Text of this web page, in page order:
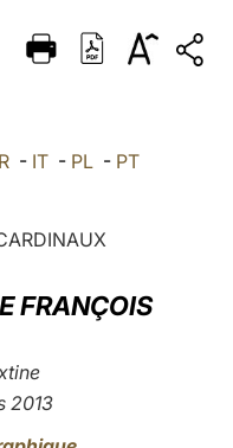
ITALIANO
POLSKI
中文
- IT - PL - PT
FRANÇOIS
2013